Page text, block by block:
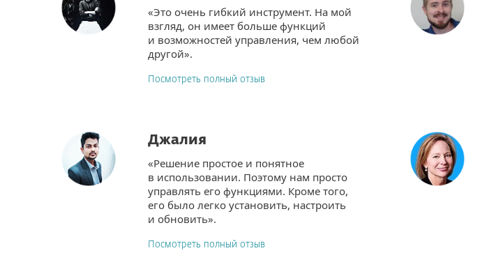
«Это очень гибкий инструмент. На мой
взгляд, он имеет больше функций
и возможностей управления, чем любой
другой».
Посмотреть полный отзыв
Джалия
«Решение простое и понятное
в использовании. Поэтому нам просто
управлять его функциями. Кроме того,
его было легко установить, настроить
и обновить».
Посмотреть полный отзыв